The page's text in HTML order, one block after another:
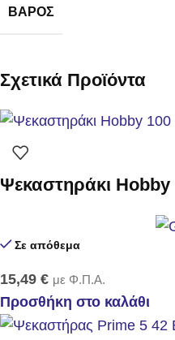
ΒΆΡΟΣ
Σχετικά Προϊόντα
Ψεκαστηράκι Hobby
Σε απόθεμα
15,49 € με Φ.Π.Α.
Προσθήκη στο καλάθι